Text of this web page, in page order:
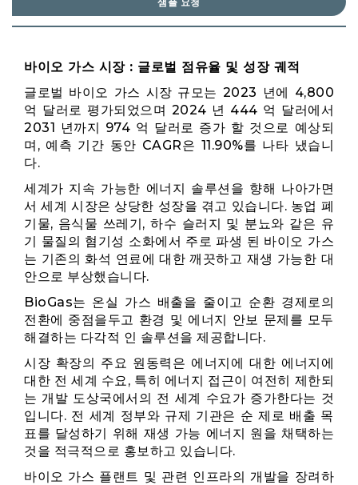
바이오 가스 시장 : 글로벌 점유율 및 성장 궤적
글로벌 바이오 가스 시장 규모는 2023 년에 4,800
억 달러로 평가되었으며 2024 년 444 억 달러에서
2031 년까지 974 억 달러로 증가 할 것으로 예상되
며, 예측 기간 동안 CAGR은 11.90%를 나타 냈습니
다.
세계가 지속 가능한 에너지 솔루션을 향해 나아가면
서 세계 시장은 상당한 성장을 겪고 있습니다. 농업 폐
기물, 음식물 쓰레기, 하수 슬러지 및 분뇨와 같은 유
기 물질의 혐기성 소화에서 주로 파생 된 바이오 가스
는 기존의 화석 연료에 대한 깨끗하고 재생 가능한 대
안으로 부상했습니다.
BioGas는 온실 가스 배출을 줄이고 순환 경제로의
전환에 중점을두고 환경 및 에너지 안보 문제를 모두
해결하는 다각적 인 솔루션을 제공합니다.
시장 확장의 주요 원동력은 에너지에 대한 에너지에
대한 전 세계 수요, 특히 에너지 접근이 여전히 제한되
는 개발 도상국에서의 전 세계 수요가 증가한다는 것
입니다. 전 세계 정부와 규제 기관은 순 제로 배출 목
표를 달성하기 위해 재생 가능 에너지 원을 채택하는
것을 적극적으로 홍보하고 있습니다.
바이오 가스 플랜트 및 관련 인프라의 개발을 장려하